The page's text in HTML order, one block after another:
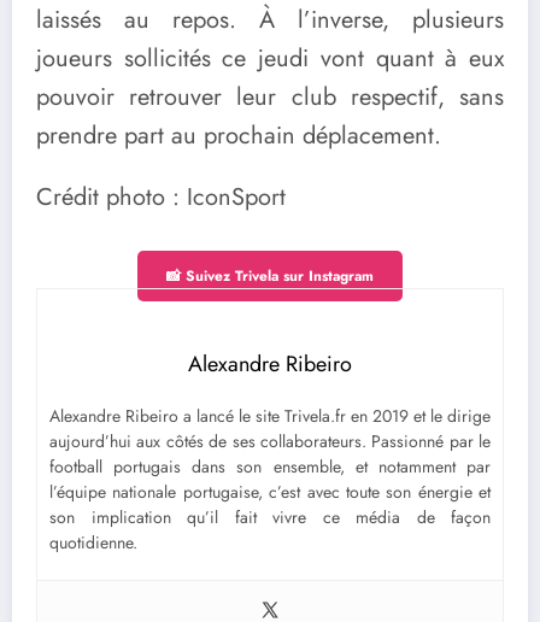
laissés au repos. À l’inverse, plusieurs
joueurs sollicités ce jeudi vont quant à eux
pouvoir retrouver leur club respectif, sans
prendre part au prochain déplacement.
Crédit photo : IconSport
📸 Suivez Trivela sur Instagram
Alexandre Ribeiro
Alexandre Ribeiro a lancé le site Trivela.fr en 2019 et le dirige
aujourd’hui aux côtés de ses collaborateurs. Passionné par le
football portugais dans son ensemble, et notamment par
l’équipe nationale portugaise, c’est avec toute son énergie et
son implication qu’il fait vivre ce média de façon
quotidienne.